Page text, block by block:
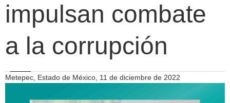
impulsan combate
a la corrupción
Metepec, Estado de México, 11 de diciembre de 2022